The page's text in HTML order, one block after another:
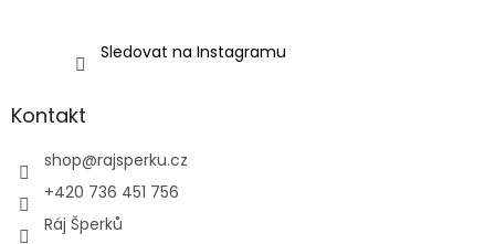
Sledovat na Instagramu
Kontakt
shop@rajsperku.cz
+420 736 451 756
Ráj Šperků